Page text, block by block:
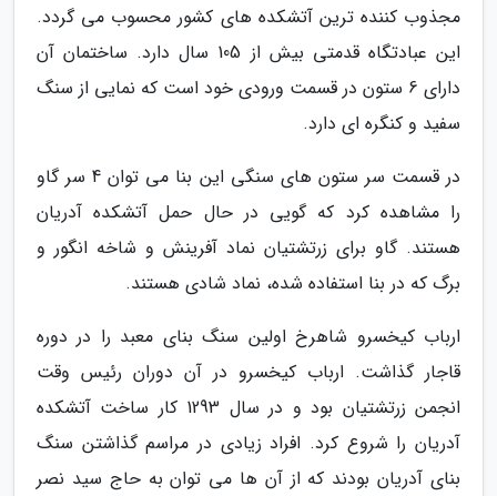
مجذوب کننده ترین آتشکده های کشور محسوب می گردد.
این عبادتگاه قدمتی بیش از 105 سال دارد. ساختمان آن
دارای 6 ستون در قسمت ورودی خود است که نمایی از سنگ
سفید و کنگره ای دارد.
در قسمت سر ستون های سنگی این بنا می توان 4 سر گاو
را مشاهده کرد که گویی در حال حمل آتشکده آدریان
هستند. گاو برای زرتشتیان نماد آفرینش و شاخه انگور و
برگ که در بنا استفاده شده، نماد شادی هستند.
ارباب کیخسرو شاهرخ اولین سنگ بنای معبد را در دوره
قاجار گذاشت. ارباب کیخسرو در آن دوران رئیس وقت
انجمن زرتشتیان بود و در سال 1293 کار ساخت آتشکده
آدریان را شروع کرد. افراد زیادی در مراسم گذاشتن سنگ
بنای آدریان بودند که از آن ها می توان به حاج سید نصر